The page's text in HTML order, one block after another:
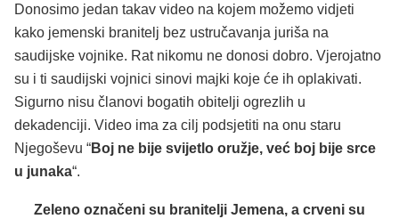
Donosimo jedan takav video na kojem možemo vidjeti
kako jemenski branitelj bez ustručavanja juriša na
saudijske vojnike. Rat nikomu ne donosi dobro. Vjerojatno
su i ti saudijski vojnici sinovi majki koje će ih oplakivati.
Sigurno nisu članovi bogatih obitelji ogrezlih u
dekadenciji. Video ima za cilj podsjetiti na onu staru
Njegoševu “Boj ne bije svijetlo oružje, već boj bije srce
u junaka“.
Zeleno označeni su branitelji Jemena, a crveni su